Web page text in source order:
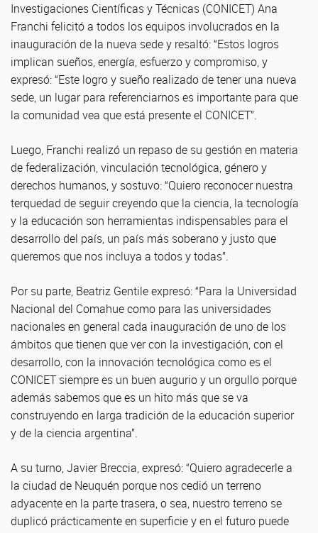
Investigaciones Científicas y Técnicas (CONICET) Ana
Franchi felicitó a todos los equipos involucrados en la
inauguración de la nueva sede y resaltó: “Estos logros
implican sueños, energía, esfuerzo y compromiso, y
expresó: “Este logro y sueño realizado de tener una nueva
sede, un lugar para referenciarnos es importante para que
la comunidad vea que está presente el CONICET”.
Luego, Franchi realizó un repaso de su gestión en materia
de federalización, vinculación tecnológica, género y
derechos humanos, y sostuvo: “Quiero reconocer nuestra
terquedad de seguir creyendo que la ciencia, la tecnología
y la educación son herramientas indispensables para el
desarrollo del país, un país más soberano y justo que
queremos que nos incluya a todos y todas”.
Por su parte, Beatriz Gentile expresó: “Para la Universidad
Nacional del Comahue como para las universidades
nacionales en general cada inauguración de uno de los
ámbitos que tienen que ver con la investigación, con el
desarrollo, con la innovación tecnológica como es el
CONICET siempre es un buen augurio y un orgullo porque
además sabemos que es un hito más que se va
construyendo en larga tradición de la educación superior
y de la ciencia argentina”.
A su turno, Javier Breccia, expresó: “Quiero agradecerle a
la ciudad de Neuquén porque nos cedió un terreno
adyacente en la parte trasera, o sea, nuestro terreno se
duplicó prácticamente en superficie y en el futuro puede